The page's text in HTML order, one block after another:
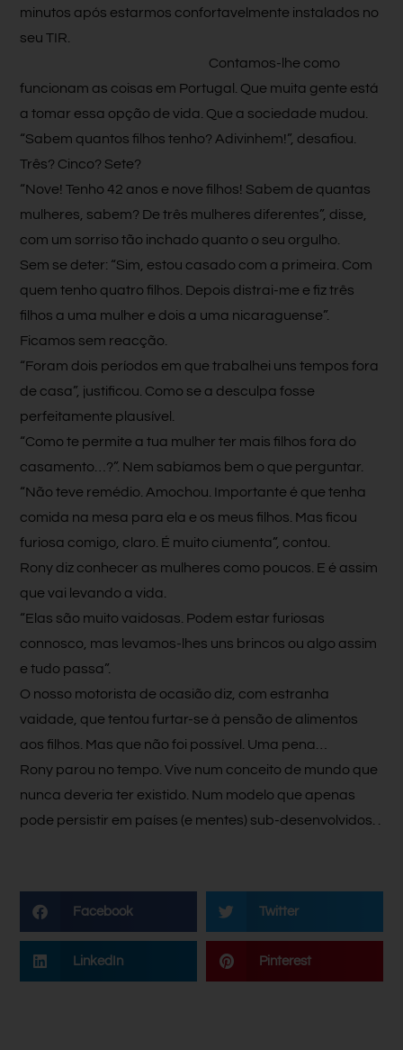
minutos após estarmos confortavelmente instalados no
seu TIR.
Contamos-lhe como
funcionam as coisas em Portugal. Que muita gente está
a tomar essa opção de vida. Que a sociedade mudou.
“Sabem quantos filhos tenho? Adivinhem!”, desafiou.
Três? Cinco? Sete?
“Nove! Tenho 42 anos e nove filhos! Sabem de quantas
mulheres, sabem? De três mulheres diferentes”, disse,
com um sorriso tão inchado quanto o seu orgulho.
Sem se deter: “Sim, estou casado com a primeira. Com
quem tenho quatro filhos. Depois distrai-me e fiz três
filhos a uma mulher e dois a uma nicaraguense”.
Ficamos sem reacção.
“Foram dois períodos em que trabalhei uns tempos fora
de casa”, justificou. Como se a desculpa fosse
perfeitamente plausível.
“Como te permite a tua mulher ter mais filhos fora do
casamento…?”. Nem sabíamos bem o que perguntar.
“Não teve remédio. Amochou. Importante é que tenha
comida na mesa para ela e os meus filhos. Mas ficou
furiosa comigo, claro. É muito ciumenta”, contou.
Rony diz conhecer as mulheres como poucos. E é assim
que vai levando a vida.
“Elas são muito vaidosas. Podem estar furiosas
connosco, mas levamos-lhes uns brincos ou algo assim
e tudo passa”.
O nosso motorista de ocasião diz, com estranha
vaidade, que tentou furtar-se à pensão de alimentos
aos filhos. Mas que não foi possível. Uma pena…
Rony parou no tempo. Vive num conceito de mundo que
nunca deveria ter existido. Num modelo que apenas
pode persistir em países (e mentes) sub-desenvolvidos. .
Facebook Twitter
LinkedIn Pinterest